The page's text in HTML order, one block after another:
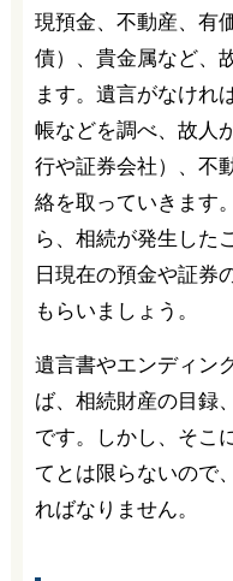
現預金、不動産、有
債）、貴金属など、
ます。遺言がなけれ
帳などを調べ、故人
行や証券会社）、不
絡を取っていきます
ら、相続が発生した
日現在の預金や証券
もらいましょう。
遺言書やエンディン
ば、相続財産の目録
です。しかし、そこ
てとは限らないので
ればなりません。